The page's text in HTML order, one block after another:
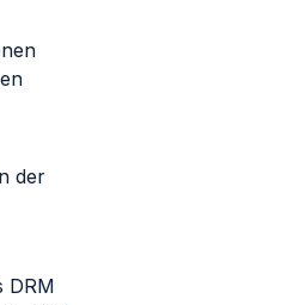
der
DRM